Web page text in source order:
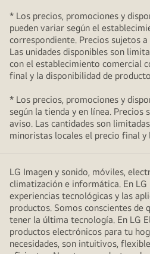
* Los precios, promociones y
pueden variar según el
correspondiente. Precios sujetos
Las unidades disponibles son
con el establecimiento comercial
final y la disponibilidad de
* Los precios, promociones y
según la tienda y en línea. Precios
aviso. Las cantidades son
minoristas locales el precio final y
LG Imagen y sonido, móviles,
climatización e informática. En LG
experiencias tecnológicas y las
productos. Somos conscientes de
tener la última tecnología. En LG
productos electrónicos para tu
necesidades, son intuitivos,